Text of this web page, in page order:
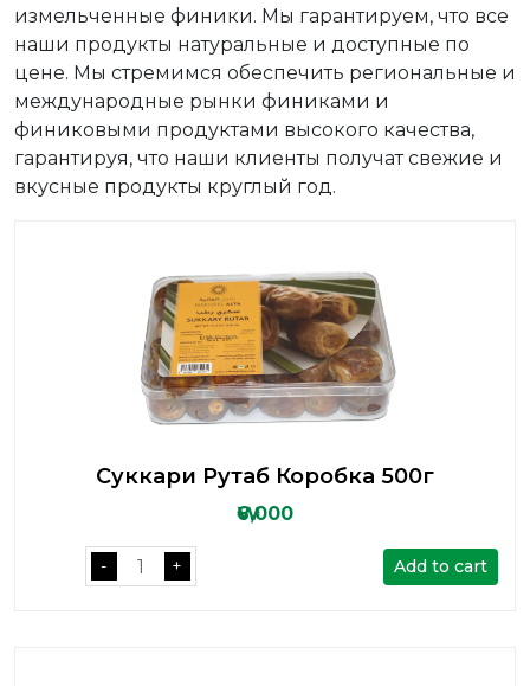
измельченные финики. Мы гарантируем, что все
наши продукты натуральные и доступные по
цене. Мы стремимся обеспечить региональные и
международные рынки финиками и
финиковыми продуктами высокого качества,
гарантируя, что наши клиенты получат свежие и
вкусные продукты круглый год.
Суккари Рутаб Коробка 500г
₩6,000
- + Add to cart